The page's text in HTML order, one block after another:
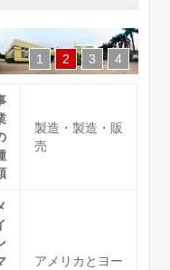
1 2 3 4
製造・製造・販
売
アメリカとヨー